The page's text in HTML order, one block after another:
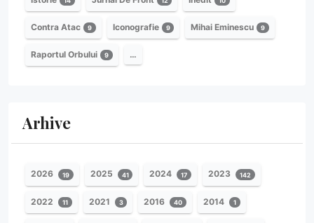
Contra Atac 9 Iconografie 9 Mihai Eminescu 9
Raportul Orbului 9 …
Arhive
2026 19 2025 41 2024 17 2023 142
2022 11 2021 3 2016 40 2014 1